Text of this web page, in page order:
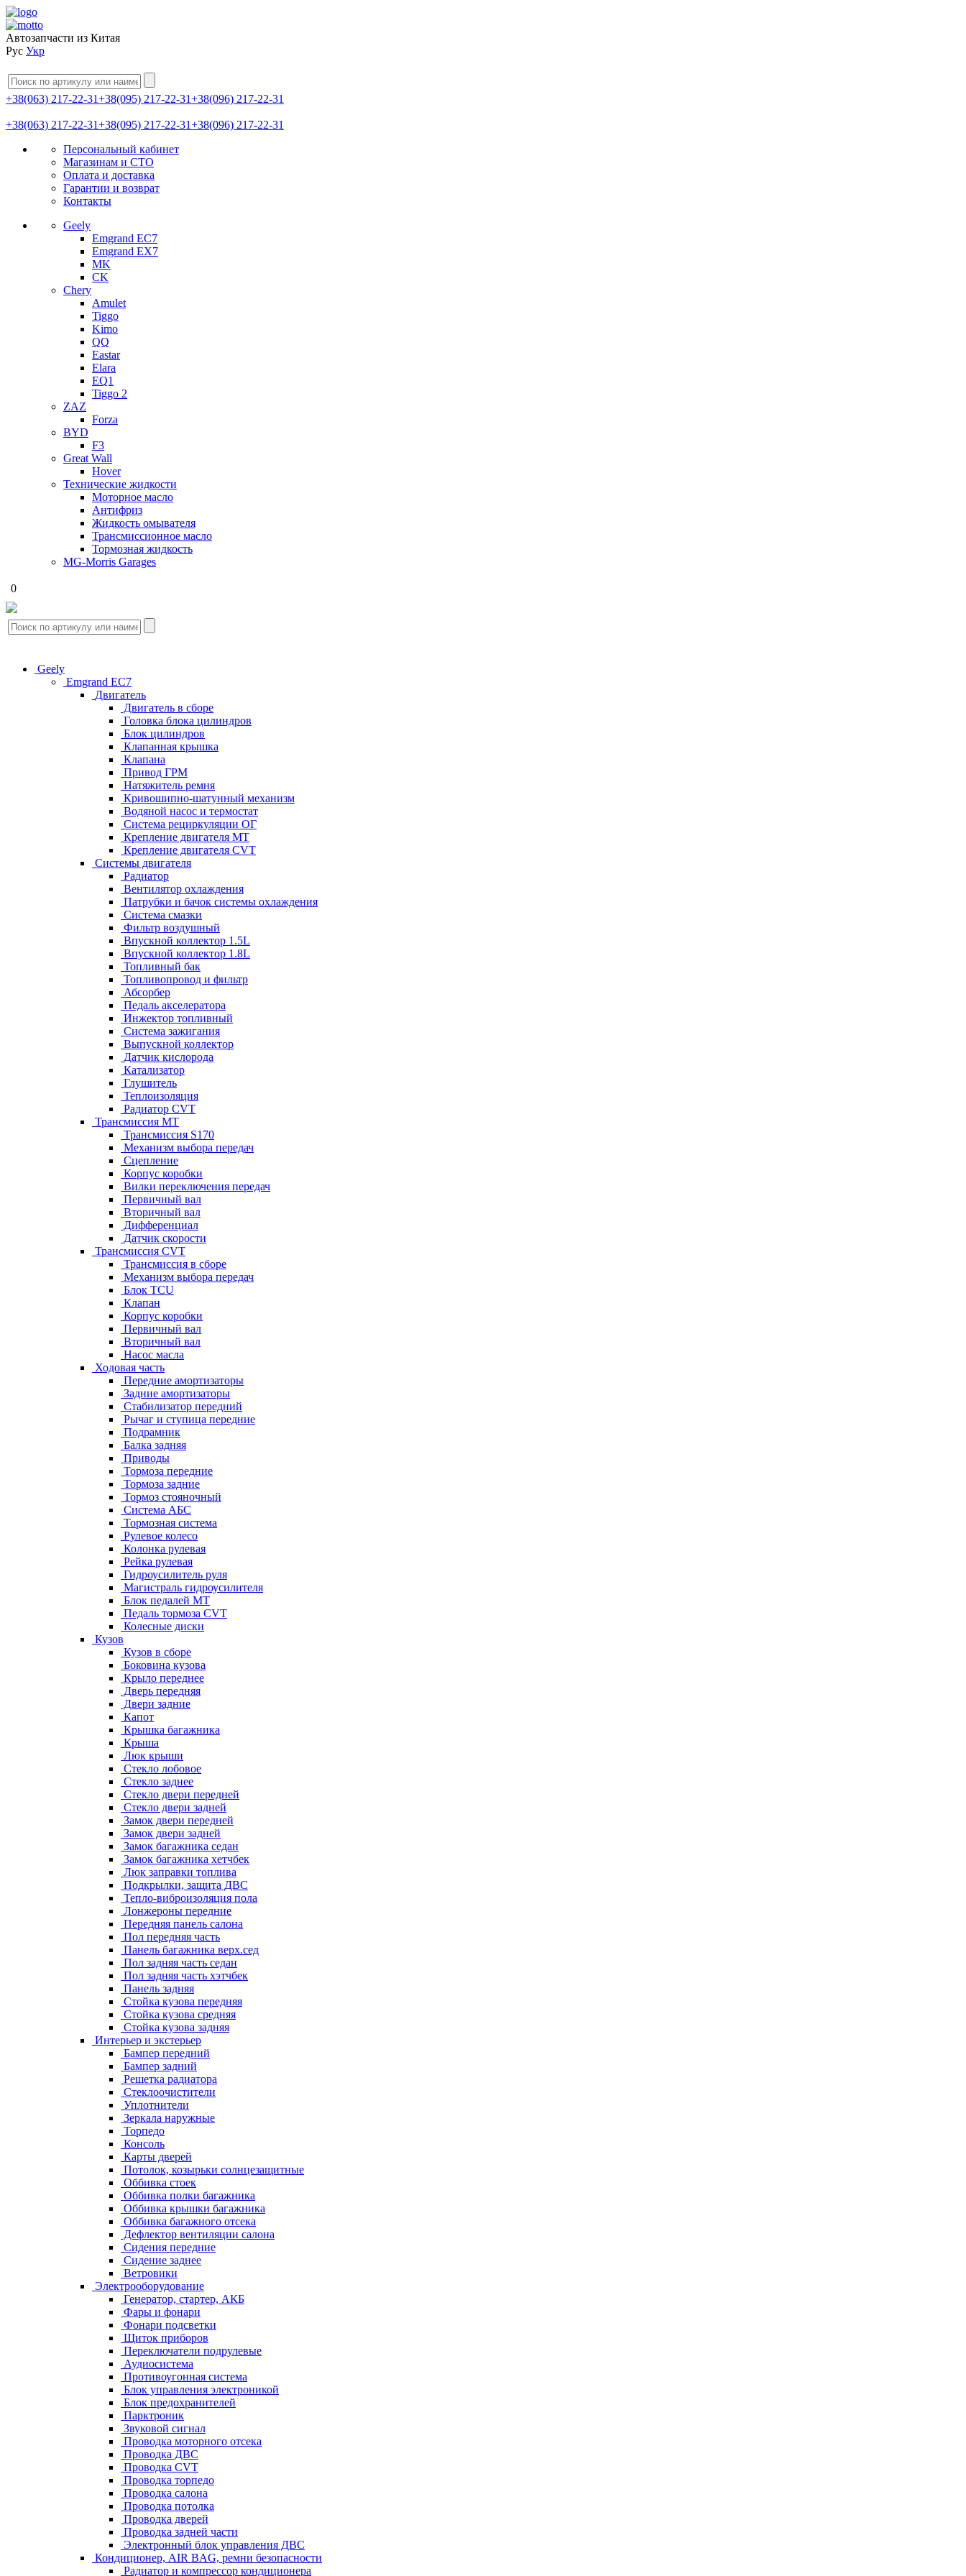
Автозапчасти из Китая
Рус Укр
+38(063) 217-22-31+38(095) 217-22-31+38(096) 217-22-31
+38(063) 217-22-31+38(095) 217-22-31+38(096) 217-22-31
Персональный кабинет
Магазинам и СТО
Оплата и доставка
Гарантии и возврат
Контакты
Geely
Emgrand EC7
Emgrand EX7
MK
CK
Chery
Amulet
Tiggo
Kimo
QQ
Eastar
Elara
EQ1
Tiggo 2
ZAZ
Forza
BYD
F3
Great Wall
Hover
Технические жидкости
Моторное масло
Антифриз
Жидкость омывателя
Трансмиссионное масло
Тормозная жидкость
MG-Morris Garages
0
Geely
Emgrand EC7
Двигатель
Двигатель в сборе
Головка блока цилиндров
Блок цилиндров
Клапанная крышка
Клапана
Привод ГРМ
Натяжитель ремня
Кривошипно-шатунный механизм
Водяной насос и термостат
Система рециркуляции ОГ
Крепление двигателя MT
Крепление двигателя CVT
Системы двигателя
Радиатор
Вентилятор охлаждения
Патрубки и бачок системы охлаждения
Система смазки
Фильтр воздушный
Впускной коллектор 1.5L
Впускной коллектор 1.8L
Топливный бак
Топливопровод и фильтр
Абсорбер
Педаль акселератора
Инжектор топливный
Система зажигания
Выпускной коллектор
Датчик кислорода
Катализатор
Глушитель
Теплоизоляция
Радиатор CVT
Трансмиссия MT
Трансмиссия S170
Механизм выбора передач
Сцепление
Корпус коробки
Вилки переключения передач
Первичный вал
Вторичный вал
Дифференциал
Датчик скорости
Трансмиссия CVT
Трансмиссия в сборе
Механизм выбора передач
Блок TCU
Клапан
Корпус коробки
Первичный вал
Вторичный вал
Насос масла
Ходовая часть
Передние амортизаторы
Задние амортизаторы
Стабилизатор передний
Рычаг и ступица передние
Подрамник
Балка задняя
Приводы
Тормоза передние
Тормоза задние
Тормоз стояночный
Система АБС
Тормозная система
Рулевое колесо
Колонка рулевая
Рейка рулевая
Гидроусилитель руля
Магистраль гидроусилителя
Блок педалей МТ
Педаль тормоза CVT
Колесные диски
Кузов
Кузов в сборе
Боковина кузова
Крыло переднее
Дверь передняя
Двери задние
Капот
Крышка багажника
Крыша
Люк крыши
Стекло лобовое
Стекло заднее
Стекло двери передней
Стекло двери задней
Замок двери передней
Замок двери задней
Замок багажника седан
Замок багажника хетчбек
Люк заправки топлива
Подкрылки, защита ДВС
Тепло-виброизоляция пола
Лонжероны передние
Передняя панель салона
Пол передняя часть
Панель багажника верх.сед
Пол задняя часть седан
Пол задняя часть хэтчбек
Панель задняя
Стойка кузова передняя
Стойка кузова средняя
Стойка кузова задняя
Интерьер и экстерьер
Бампер передний
Бампер задний
Решетка радиатора
Стеклоочистители
Уплотнители
Зеркала наружные
Торпедо
Консоль
Карты дверей
Потолок, козырьки солнцезащитные
Оббивка стоек
Оббивка полки багажника
Оббивка крышки багажника
Оббивка багажного отсека
Дефлектор вентиляции салона
Сидения передние
Сидение заднее
Ветровики
Электрооборудование
Генератор, стартер, АКБ
Фары и фонари
Фонари подсветки
Щиток приборов
Переключатели подрулевые
Аудиосистема
Противоугонная система
Блок управления электроникой
Блок предохранителей
Парктроник
Звуковой сигнал
Проводка моторного отсека
Проводка ДВС
Проводка CVT
Проводка торпедо
Проводка салона
Проводка потолка
Проводка дверей
Проводка задней части
Электронный блок управления ДВС
Кондиционер, AIR BAG, ремни безопасности
Радиатор и компрессор кондиционера